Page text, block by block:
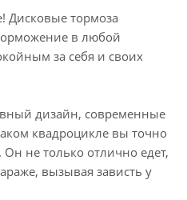
Дисковые тормоза
в любой
за себя и своих
дизайн, современные
квадроцикле вы точно
не только отлично едет,
вызывая зависть у